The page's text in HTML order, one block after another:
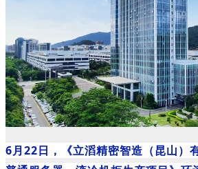
6月22日，《立滔精密智造（昆山）